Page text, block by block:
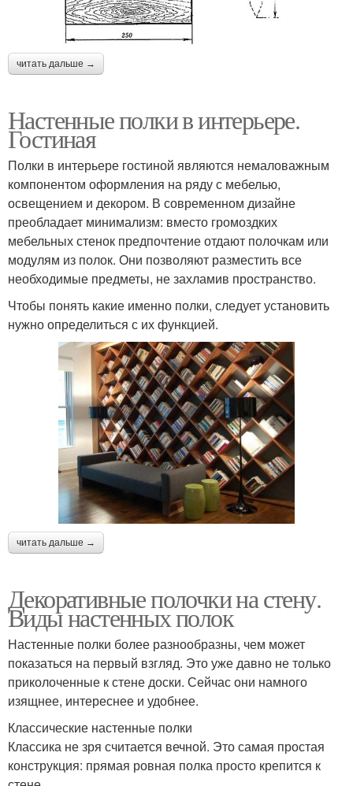
читать дальше →
Настенные полки в интерьере.
Гостиная
Полки в интерьере гостиной являются немаловажным
компонентом оформления на ряду с мебелью,
освещением и декором. В современном дизайне
преобладает минимализм: вместо громоздких
мебельных стенок предпочтение отдают полочкам или
модулям из полок. Они позволяют разместить все
необходимые предметы, не захламив пространство.
Чтобы понять какие именно полки, следует установить
нужно определиться с их функцией.
читать дальше →
Декоративные полочки на стену.
Виды настенных полок
Настенные полки более разнообразны, чем может
показаться на первый взгляд. Это уже давно не только
приколоченные к стене доски. Сейчас они намного
изящнее, интереснее и удобнее.
Классические настенные полки
Классика не зря считается вечной. Это самая простая
конструкция: прямая ровная полка просто крепится к